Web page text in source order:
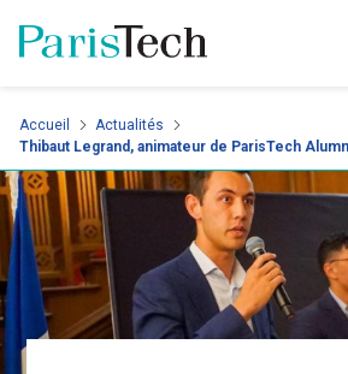
Aller
contenu
principal
Accueil
Actualités
Thibaut Legrand, animateur de ParisTech